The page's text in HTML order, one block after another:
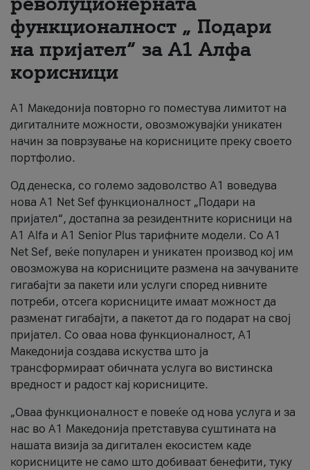
За нас
#ПодобарОнлајн
функционалност „ Подари
на пријател“ за А1 Алфа
корисници
А1 Македонија повторно го поместува лимитот на
дигиталните можности, овозможувајќи уникатен
начин за поврзување на корисниците преку своето
портфолио.
Од денеска, со големо задоволство А1 воведува
нова A1 Net Sef функционалност „Подари на
пријател“, достапна за резидентните корисници на
А1 Alfa и A1 Senior Plus тарифните модели. Со A1
Net Sef, веќе популарен и уникатен производ кој им
овозможува на корисниците размена на зачуваните
гигабајти за пакети или услуги според нивните
потреби, отсега корисниците имаат можност да
разменат гигабајти, а пакетот да го подарат на свој
пријател. Со оваа нова функционалност, А1
Македонија создава искуства што ја
трансформираат обичната услуга во вистинска
вредност и радост кај корисниците.
„Оваа функционалност е повеќе од нова услуга и за
нас во А1 Македонија претставува суштината на
нашата визија за дигитален екосистем каде
корисниците не само што добиваат бенефити, туку